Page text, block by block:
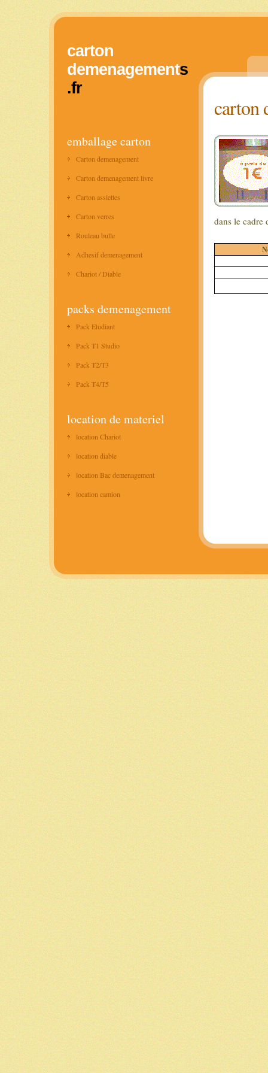
carton
demenagements
.fr
carton
dans le cadre
emballage carton
Carton demenagement
Carton demenagement livre
Carton assiettes
Carton verres
Rouleau bulle
Adhesif demenagement
Chariot / Diable
packs demenagement
Pack Etudiant
Pack T1 Studio
Pack T2/T3
Pack T4/T5
location de materiel
location Chariot
location diable
location Bac demenagement
location camion